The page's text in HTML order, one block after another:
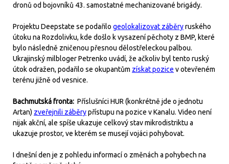
dronů od bojovníků 43. samostatné mechanizované brigády.
Projektu Deepstate se podařilo geolokalizovat záběryruského
útoku na Rozdolivku, kde došlo k vysazení pěchoty z BMP, které
bylo následně zničenou přesnou dělostřeleckou palbou.
Ukrajinský milbloger Petrenko uvádí, že ačkoliv byl tento ruský
útok odražen, podařilo se okupantům získat pozice v otevřeném
terénu jižně od vesnice.
Bachmutská fronta: Příslušníci HUR (konkrétně jde o jednotu
Artan) zveřejnili záběrypřístupu na pozice v Kanalu. Video není
nijak akční, ale spíše ukazuje celkový stav mikrodistriktu a
ukazuje prostor, ve kterém se musejí vojáci pohybovat.
I dnešní den je z pohledu informací o změnách a pohybech na